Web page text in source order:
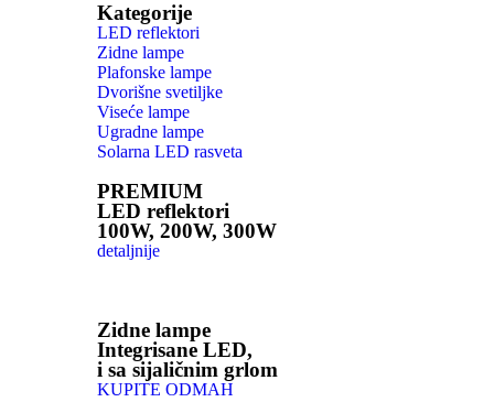
Kategorije
LED reflektori
Zidne lampe
Plafonske lampe
Dvorišne svetiljke
Viseće lampe
Ugradne lampe
Solarna LED rasveta
PREMIUM
LED reflektori
100W, 200W, 300W
detaljnije
Zidne lampe
Integrisane LED,
i sa sijaličnim grlom
KUPITE ODMAH